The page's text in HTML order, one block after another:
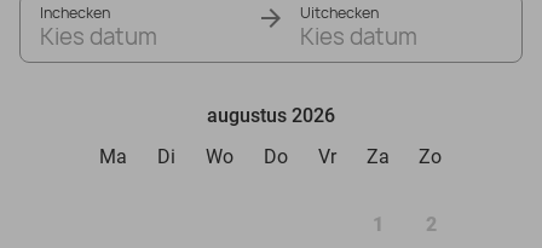
Inchecken
Kies datum
Uitchecken
Kies datum
augustus 2026
Ma
Di Wo Do Vr Za Zo
1 2